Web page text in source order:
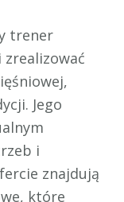
trener
zrealizować
Jego
i
znajdują
które